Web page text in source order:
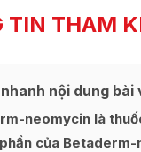
TIN THAM
nội dung bài
neomycin là
của